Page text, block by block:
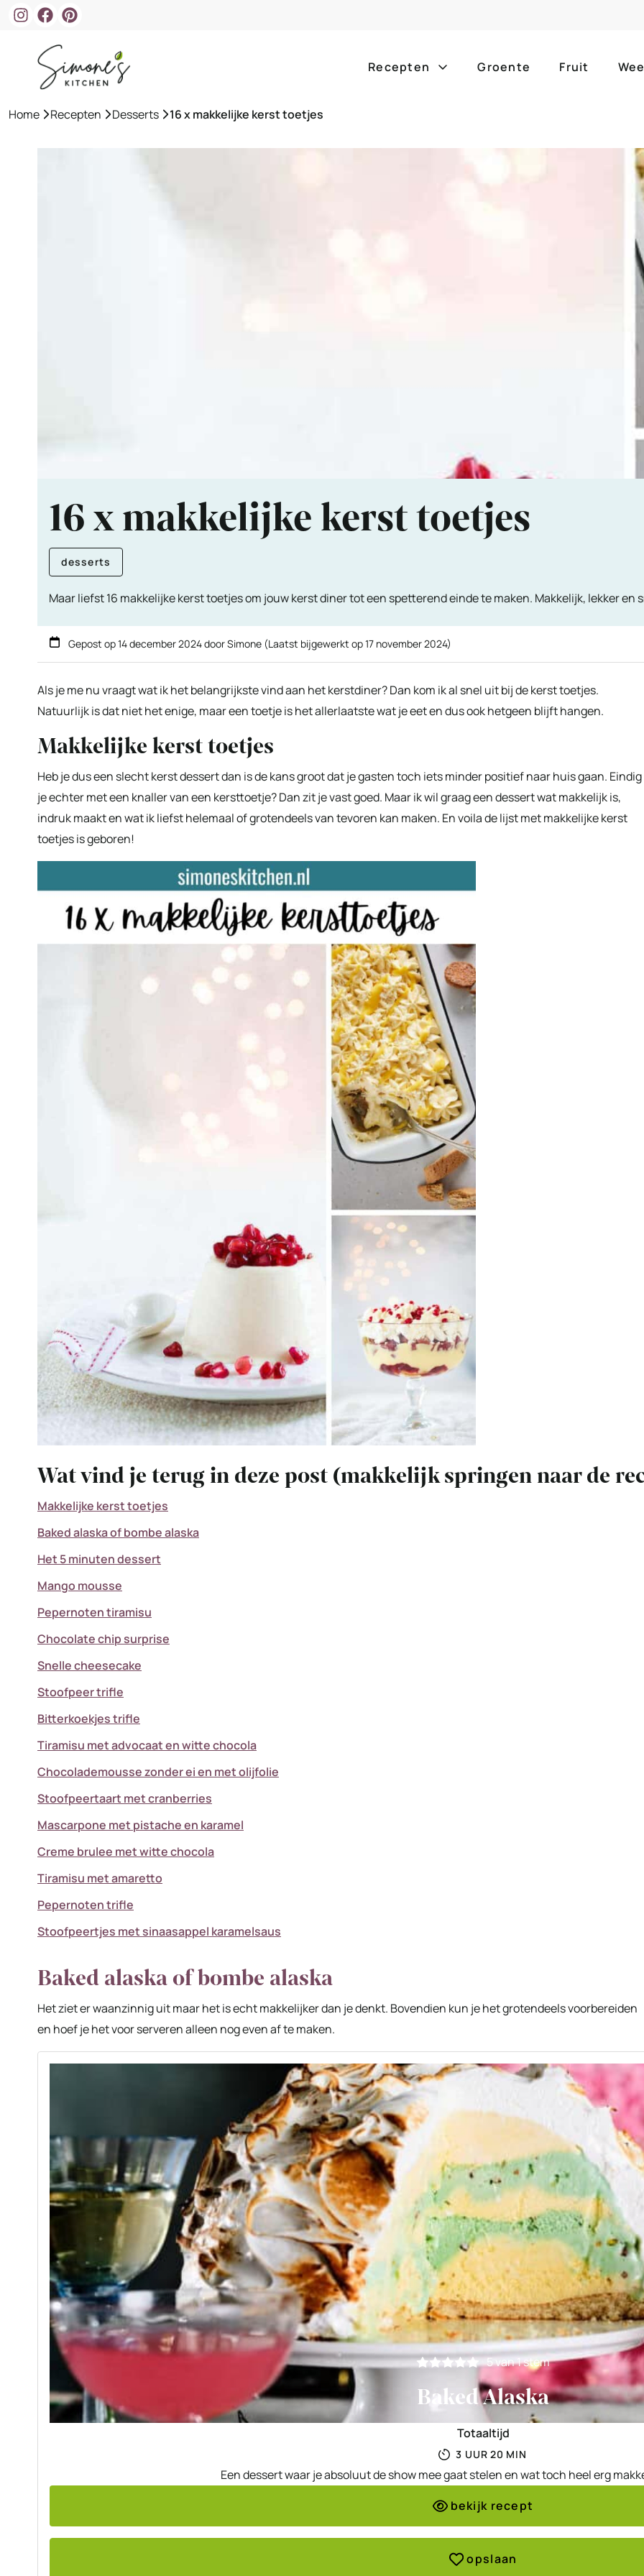
Recepten
alle
alle
slow
Groente Fruit
Home »Recepten »Desserts »16 x makkelijke kerst toetjes
16 x makkelijke kerst toetjes
desserts
Maar liefst 16 makkelijke kerst toetjes om jouw kerst diner tot een spetterend einde te maken. Makkelijk, lekker en
Gepost op14 december 2024doorSimone (Laatst bijgewerkt op17 november 2024)
Als je me nu vraagt wat ik het belangrijkste vind aan het kerstdiner? Dan kom ik al snel uit bij de kerst toetjes.
Natuurlijk is dat niet het enige, maar een toetje is het allerlaatste wat je eet en dus ook hetgeen blijft hangen.
Makkelijke kerst toetjes
Heb je dus een slecht kerst dessert dan is de kans groot dat je gasten toch iets minder positief naar huis gaan. Eindig
je echter met een knaller van een kersttoetje? Dan zit je vast goed. Maar ik wil graag een dessert wat makkelijk is,
indruk maakt en wat ik liefst helemaal of grotendeels van tevoren kan maken. En voila de lijst met makkelijke kerst
toetjes is geboren!
Wat vind je terug in deze post (makkelijk springen naar de
Makkelijke kerst toetjes
Baked alaska of bombe alaska
Het 5 minuten dessert
Mango mousse
Pepernoten tiramisu
Chocolate chip surprise
Snelle cheesecake
Stoofpeer trifle
Bitterkoekjes trifle
Tiramisu met advocaat en witte chocola
Chocolademousse zonder ei en met olijfolie
Stoofpeertaart met cranberries
Mascarpone met pistache en karamel
Creme brulee met witte chocola
Tiramisu met amaretto
Pepernoten trifle
Stoofpeertjes met sinaasappel karamelsaus
Baked alaska of bombe alaska
Het ziet er waanzinnig uit maar het is echt makkelijker dan je denkt. Bovendien kun je het grotendeels voorbereiden
en hoef je het voor serveren alleen nog even af te maken.
5van 1 stem
Baked Alaska
Totaaltijd
3 UUR
UUR 20 MINUTEN
MIN
Een dessert waar je absoluut de show mee gaat stelen en wat toch heel erg
bekijk recept
opslaan